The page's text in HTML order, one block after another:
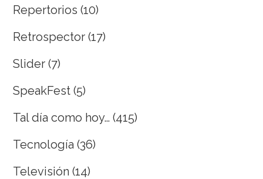
Repertorios (10)
Retrospector (17)
Slider (7)
SpeakFest (5)
Tal día como hoy… (415)
Tecnología (36)
Televisión (14)